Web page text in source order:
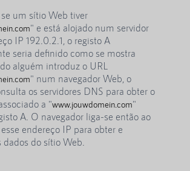
se um sítio Web tiver
" e está alojado num servidor
IP 192.0.2.1, o registo A
seria definido como se mostra
alguém introduz o URL
" num navegador Web, o
os servidores DNS para obter o
a "www.jouwdomein.com"
A. O navegador liga-se então ao
endereço IP para obter e
dados do sítio Web.